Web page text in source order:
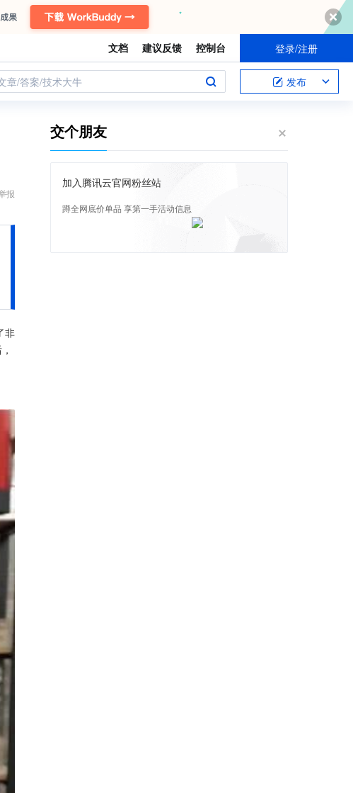
文档 建议反馈 控制台 登录/注册
章/答案/技术大牛 发布
报
非
交个朋友
加入腾讯云官网粉丝站
蹲全网底价单品 享第一手活动信息